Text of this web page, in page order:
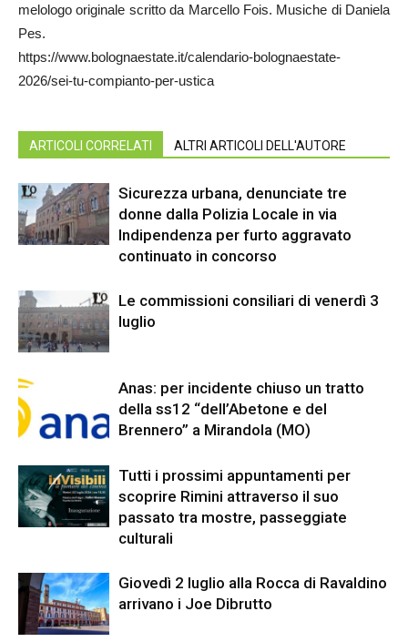
melologo originale scritto da Marcello Fois. Musiche di Daniela
Pes.
https://www.bolognaestate.it/calendario-bolognaestate-
2026/sei-tu-compianto-per-ustica
ARTICOLI CORRELATI ALTRI ARTICOLI DELL'AUTORE
Sicurezza urbana, denunciate tre
donne dalla Polizia Locale in via
Indipendenza per furto aggravato
continuato in concorso
Le commissioni consiliari di venerdì 3
luglio
Anas: per incidente chiuso un tratto
della ss12 “dell’Abetone e del
Brennero” a Mirandola (MO)
Tutti i prossimi appuntamenti per
scoprire Rimini attraverso il suo
passato tra mostre, passeggiate
culturali
Giovedì 2 luglio alla Rocca di Ravaldino
arrivano i Joe Dibrutto